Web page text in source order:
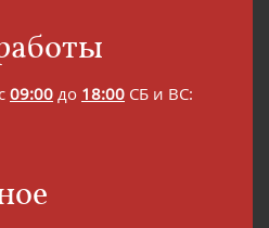
09:00 до 18:00 СБ и ВС: